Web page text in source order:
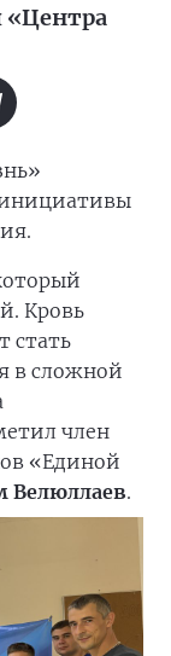
«Центра
инициативы
Кровь
стать
в сложной
член
«Единой
Велюллаев.